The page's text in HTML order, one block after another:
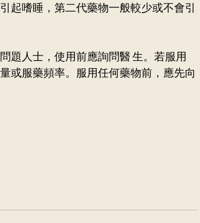
起嗜睡，第二代藥物一般較少或不會引
題人士，使用前應詢問醫 生。若服用
或服藥頻率。服用任何藥物前，應先向